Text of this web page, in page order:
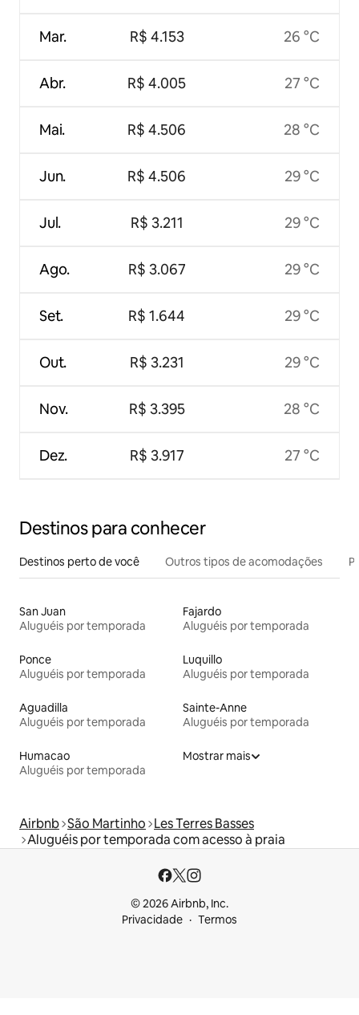
Mar.
Abr.
Mai.
Jun.
Jul.
Ago.
Set.
Out.
Nov.
Dez.
R$ 4.153
R$ 4.005
R$ 4.506
R$ 4.506
R$ 3.211
R$ 3.067
R$ 1.644
R$ 3.231
R$ 3.395
R$ 3.917
26 °C
27 °C
28 °C
29 °C
29 °C
29 °C
29 °C
29 °C
28 °C
27 °C
Destinos para conhecer
Destinos perto de você Outros tipos de acomodações
San Juan
Aluguéis por temporada
Fajardo
Aluguéis por temporada
Ponce
Aluguéis por temporada
Luquillo
Aluguéis por temporada
Aguadilla
Aluguéis por temporada
Sainte-Anne
Aluguéis por temporada
Humacao
Aluguéis por temporada
Mostrar mais
Airbnb São Martinho Les Terres Basses
Aluguéis por temporada com acesso à praia
© 2026 Airbnb, Inc.
Privacidade
Termos